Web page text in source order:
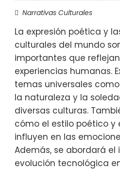
Narrativas Culturales
La expresión poética y
culturales del mundo
importantes que
experiencias humanas.
temas universales
la naturaleza y la
diversas culturas.
cómo el estilo poético y
influyen en las
Además, se abordará
evolución tecnológica